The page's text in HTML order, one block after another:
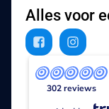
Alles voor
302 reviews